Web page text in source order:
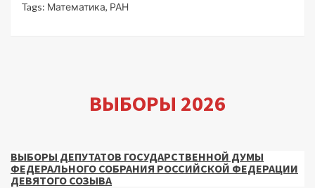
Tags: Математика, РАН
ВЫБОРЫ 2026
ВЫБОРЫ ДЕПУТАТОВ ГОСУДАРСТВЕННОЙ ДУМЫ
ФЕДЕРАЛЬНОГО СОБРАНИЯ РОССИЙСКОЙ ФЕДЕРАЦИИ
ДЕВЯТОГО СОЗЫВА